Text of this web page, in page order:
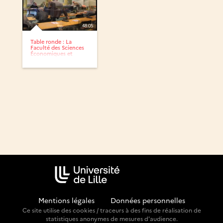
48:05
Table ronde : La
Faculté des Sciences
Économiques et
Mentions légales Données personnelles
Ce site utilise des cookies / traceurs à des fins de réalisation de
statistiques anonymes de mesures d'audience.